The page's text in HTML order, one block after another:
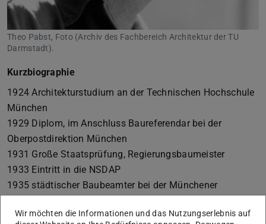
Theo Pabst, Foto (Archiv des Fachbereich Architektur der TU
Darmstadt).
Kurzbiographie
1924 Architekturstudium an der Technischen Hochschule
München
1929 Diplom, im Anschluss Baureferendar bei der
Oberpostdirektion München
1931 Große Staatsprüfung, Regierungsbaumeister
1933 Eintritt in die NSDAP
1935 städtischer Baubeamter bei der Münchener
1939–1945 mehrfach zum Kriegsdienst eingezogen
Wir möchten die Informationen und das Nutzungserlebnis auf